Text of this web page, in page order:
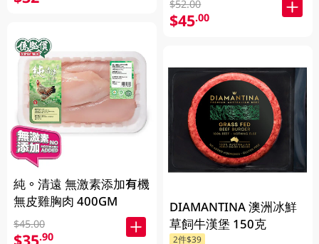
純。清遠 無激素添加有機
無皮雞胸肉 400GM
$45.00
$35.90
$52.00
$45.00
DIAMANTINA 澳洲冰鮮
草飼牛漢堡 150克
2件$39